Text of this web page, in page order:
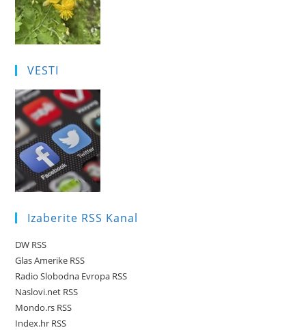
VESTI
Izaberite RSS Kanal
DW RSS
Glas Amerike RSS
Radio Slobodna Evropa RSS
Naslovi.net RSS
Mondo.rs RSS
Index.hr RSS